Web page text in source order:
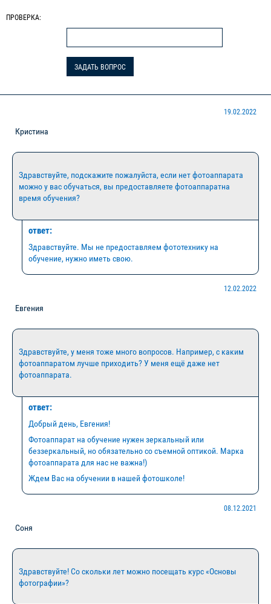
ПРОВЕРКА:
Кристина
19.02.2022
Здравствуйте, подскажите пожалуйста, если нет фотоаппарата
можно у вас обучаться, вы предоставляете фотоаппаратна
время обучения?
ответ:
Здравствуйте. Мы не предоставляем фототехнику на
обучение, нужно иметь свою.
Евгения
12.02.2022
Здравствуйте, у меня тоже много вопросов. Например, с каким
фотоаппаратом лучше приходить? У меня ещё даже нет
фотоаппарата.
ответ:
Добрый день, Евгения!
Фотоаппарат на обучение нужен зеркальный или
беззеркальный, но обязательно со съемной оптикой. Марка
фотоаппарата для нас не важна!)
Ждем Вас на обучении в нашей фотошколе!
Соня
08.12.2021
Здравствуйте! Со скольки лет можно посещать курс «Основы
фотографии»?